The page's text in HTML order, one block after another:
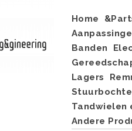
Home
Banden
Lagers
Tandwielen
Andere